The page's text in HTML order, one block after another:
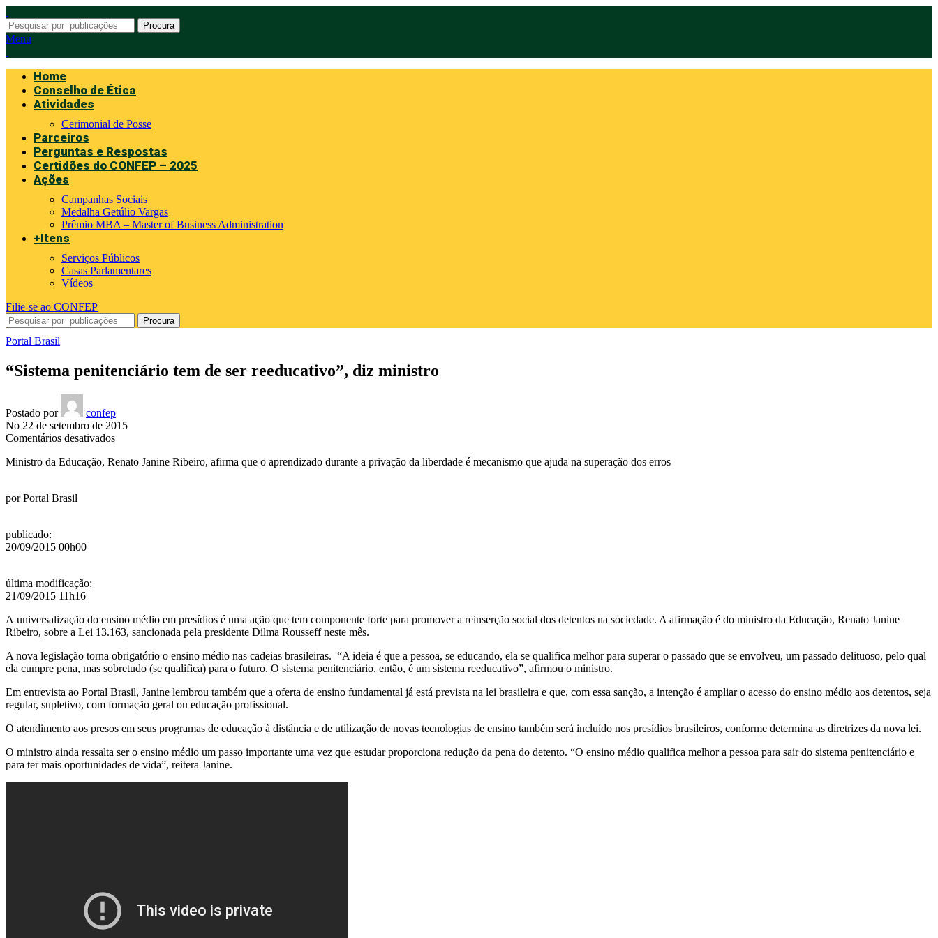
Procura
Menu
Home
Conselho de Ética
Atividades
Cerimonial de Posse
Parceiros
Perguntas e Respostas
Certidões do CONFEP – 2025
Ações
Campanhas Sociais
Medalha Getúlio Vargas
Prêmio MBA – Master of Business Administration
+Itens
Serviços Públicos
Casas Parlamentares
Vídeos
Filie-se ao CONFEP
Procura
Portal Brasil
“Sistema penitenciário tem de ser reeducativo”, diz ministro
Postado por
confep
No 22 de setembro de 2015
Comentários desativadosem
penitenciário
Ministro da Educação, Renato Janine Ribeiro, afirma que o aprendizado durante a privação da liberdade é mecanismo que ajuda na superação dos erros
porPortal Brasil
publicado:
20/09/2015 00h00
última modificação:
21/09/2015 11h16
A universalização do ensino médio em presídios é uma ação que tem componente forte para promover a reinserção social dos detentos na sociedade. A afirmação é do ministro da Educação, Renato Janine
Ribeiro, sobre a Lei 13.163, sancionada pela presidente Dilma Rousseff neste mês.
A nova legislação torna obrigatório o ensino médio nas cadeias brasileiras. “A ideia é que a pessoa, se educando, ela se qualifica melhor para superar o passado que se envolveu, um passado delituoso, pelo qual
ela cumpre pena, mas sobretudo (se qualifica) para o futuro. O sistema penitenciário, então, é um sistema reeducativo”, afirmou o ministro.
Em entrevista ao Portal Brasil, Janine lembrou também que a oferta de ensino fundamental já está prevista na lei brasileira e que, com essa sanção, a intenção é ampliar o acesso do ensino médio aos detentos, seja
regular, supletivo, com formação geral ou educação profissional.
O atendimento aos presos em seus programas de educação à distância e de utilização de novas tecnologias de ensino também será incluído nos presídios brasileiros, conforme determina as diretrizes da nova lei.
O ministro ainda ressalta ser o ensino médio um passo importante uma vez que estudar proporciona redução da pena do detento. “O ensino médio qualifica melhor a pessoa para sair do sistema penitenciário e
para ter mais oportunidades de vida”, reitera Janine.